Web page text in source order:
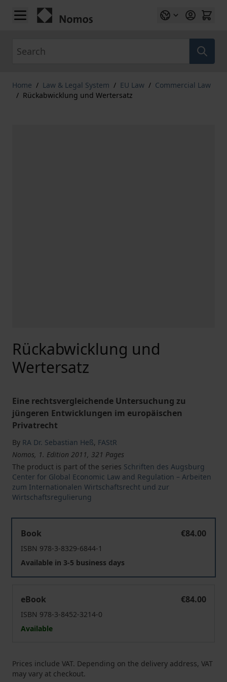
Skip to Content
Home / Law & Legal System / EU Law / Commercial Law
/ Rückabwicklung und Wertersatz
Rückabwicklung und
Wertersatz
Eine rechtsvergleichende Untersuchung zu
jüngeren Entwicklungen im europäischen
Privatrecht
By RA Dr. Sebastian Heß, FAStR
Nomos, 1. Edition 2011, 321 Pages
The product is part of the series Schriften des Augsburg
Center for Global Economic Law and Regulation – Arbeiten
zum Internationalen Wirtschaftsrecht und zur
Wirtschaftsregulierung
Book
€84.00
ISBN 978-3-8329-6844-1
Available in 3-5 business days
eBook
€84.00
ISBN 978-3-8452-3214-0
Available
Prices include VAT. Depending on the delivery address, VAT
may vary at checkout.